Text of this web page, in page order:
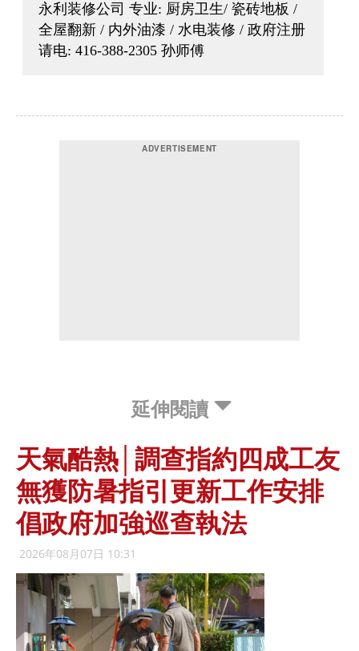
延伸閱讀
天氣酷熱│調查指約四成工友
無獲防暑指引更新工作安排
倡政府加強巡查執法
2026年08月07日 10:31